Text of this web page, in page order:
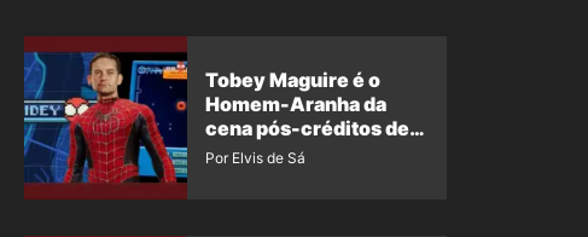
Tobey Maguire é o
Homem-Aranha da
cena pós-créditos de
Um Novo Dia?
Por Elvis de Sá